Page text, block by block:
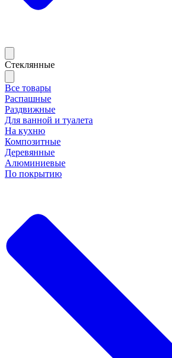
Стеклянные
Все товары
Распашные
Раздвижные
Для ванной и туалета
На кухню
Композитные
Деревянные
Алюминиевые
По покрытию